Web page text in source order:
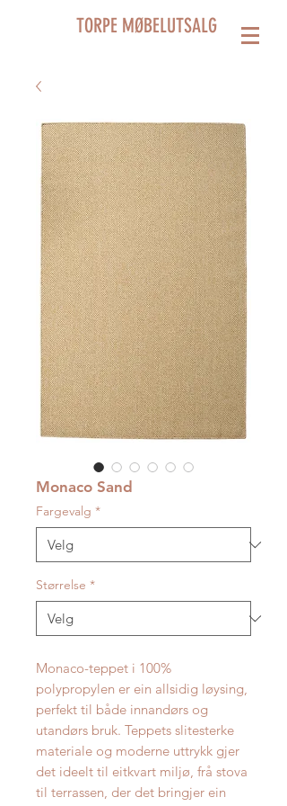
TORPE MØBELUTSALG
Monaco Sand
Fargevalg *
Størrelse *
Monaco-teppet i 100%
polypropylen er ein allsidig løysing,
perfekt til både innandørs og
utandørs bruk. Teppets slitesterke
materiale og moderne uttrykk gjer
det ideelt til eitkvart miljø, frå stova
til terrassen, der det bringjer ein